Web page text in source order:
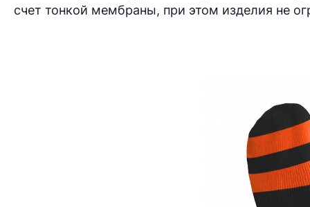
счет тонкой мембраны, при этом изделия не